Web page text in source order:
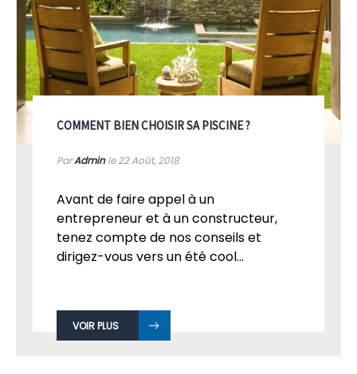
COMMENT BIEN CHOISIR SA PISCINE ?
ParAdminle 22Août, 2018
Avant de faire appel à un
entrepreneur et à un constructeur,
tenez compte de nos conseils et
dirigez-vous vers un été cool...
VOIR PLUS